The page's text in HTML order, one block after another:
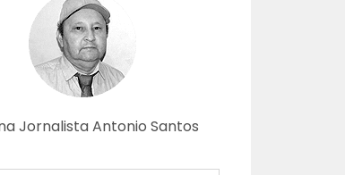
Jornalista Antonio Santos